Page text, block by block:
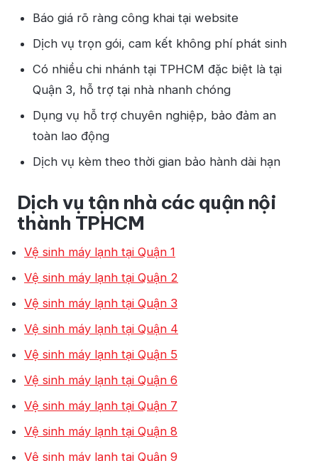
Báo giá rõ ràng công khai tại website
Dịch vụ trọn gói, cam kết không phí phát sinh
Có nhiều chi nhánh tại TPHCM đặc biệt là tại
Quận 3, hỗ trợ tại nhà nhanh chóng
Dụng vụ hỗ trợ chuyên nghiệp, bảo đảm an
toàn lao động
Dịch vụ kèm theo thời gian bảo hành dài hạn
Dịch vụ tận nhà các quận nội
thành TPHCM
Vệ sinh máy lạnh tại Quận 1
Vệ sinh máy lạnh tại Quận 2
Vệ sinh máy lạnh tại Quận 3
Vệ sinh máy lạnh tại Quận 4
Vệ sinh máy lạnh tại Quận 5
Vệ sinh máy lạnh tại Quận 6
Vệ sinh máy lạnh tại Quận 7
Vệ sinh máy lạnh tại Quận 8
Vệ sinh máy lạnh tại Quận 9